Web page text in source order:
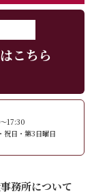
こちら
17:30
祝日・第3日曜日
務所について